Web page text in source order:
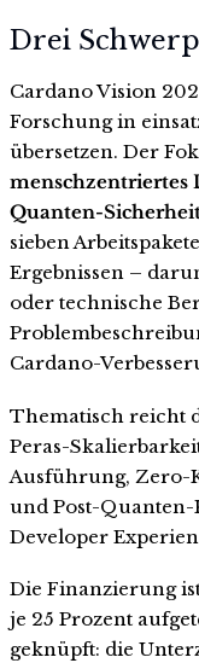
Drei
Cardano Vision
Forschung in
übersetzen. Der
menschzentriertes
Quanten-
sieben
Ergebnissen –
oder technische
Cardano-
Thematisch reicht
Peras-
Ausführung, Zero-
und Post-
Developer
Die Finanzierung
je 25 Prozent
geknüpft: die